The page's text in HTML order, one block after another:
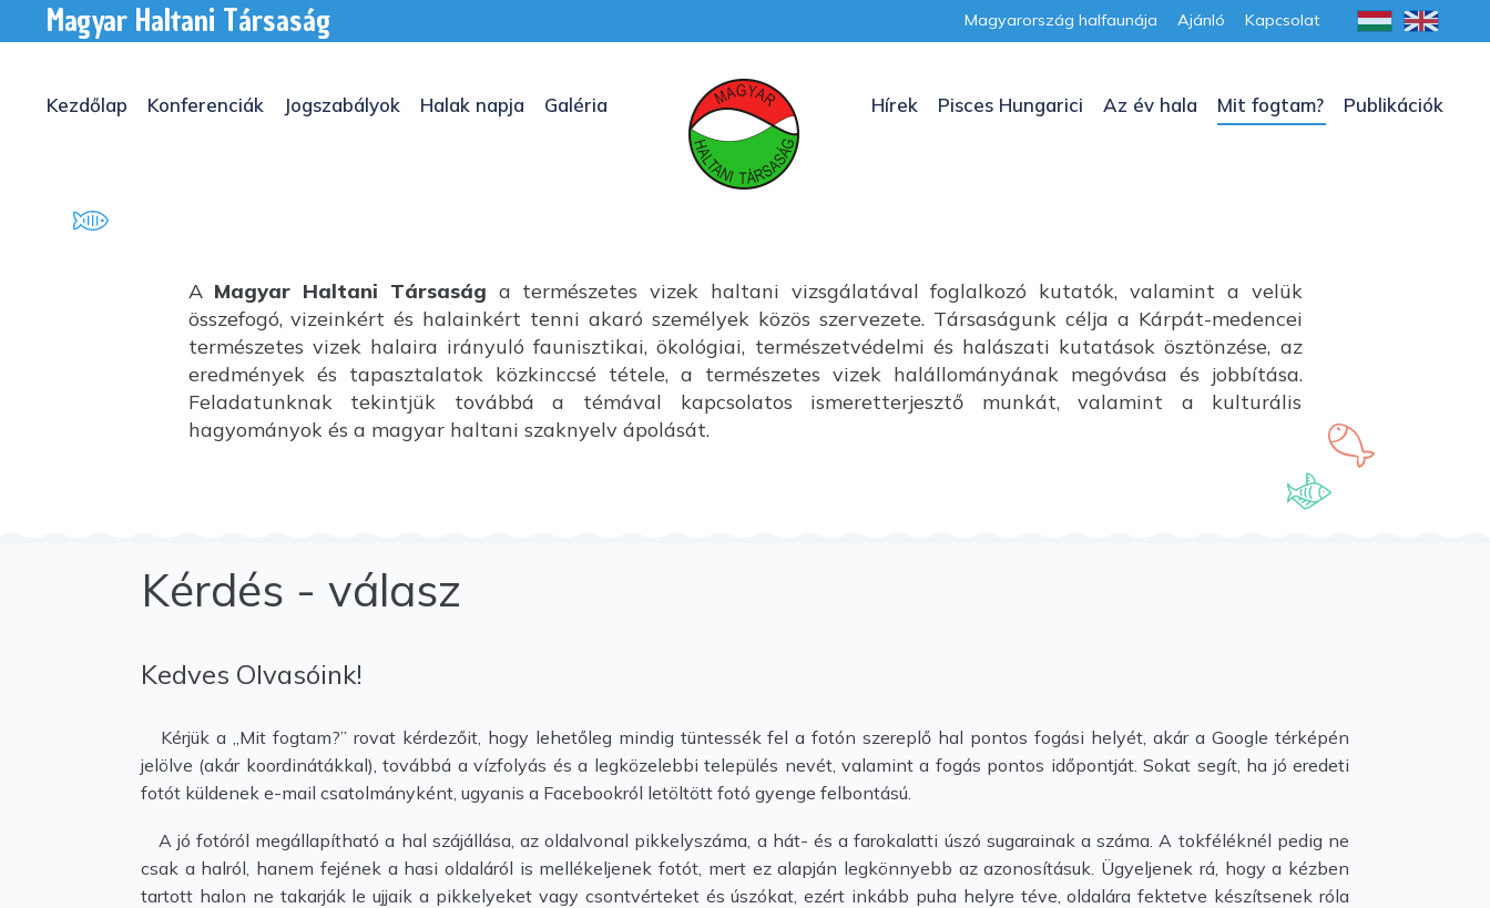
Magyar Haltani Társaság Magyarország halfaunája Ajánló Kapcsolat
Kezdőlap Konferenciák Jogszabályok Halak napja Galéria Hírek Pisces Hungarici Az év hala Mit fogtam? Publikációk
A Magyar Haltani Társaság a természetes vizek haltani vizsgálatával foglalkozó kutatók, valamint a velük
összefogó, vizeinkért és halainkért tenni akaró személyek közös szervezete. Társaságunk célja a Kárpát-medencei
természetes vizek halaira irányuló faunisztikai, ökológiai, természetvédelmi és halászati kutatások ösztönzése, az
eredmények és tapasztalatok közkinccsé tétele, a természetes vizek halállományának megóvása és jobbítása.
Feladatunknak tekintjük továbbá a témával kapcsolatos ismeretterjesztő munkát, valamint a kulturális
hagyományok és a magyar haltani szaknyelv ápolását.
Kérdés - válasz
Kedves Olvasóink!
Kérjük a „Mit fogtam?” rovat kérdezőit, hogy lehetőleg mindig tüntessék fel a fotón szereplő hal pontos fogási helyét, akár a Google térképén
jelölve (akár koordinátákkal), továbbá a vízfolyás és a legközelebbi település nevét, valamint a fogás pontos időpontját. Sokat segít, ha jó eredeti
fotót küldenek e-mail csatolmányként, ugyanis a Facebookról letöltött fotó gyenge felbontású.
A jó fotóról megállapítható a hal szájállása, az oldalvonal pikkelyszáma, a hát- és a farokalatti úszó sugarainak a száma. A tokféléknél pedig ne
csak a halról, hanem fejének a hasi oldaláról is mellékeljenek fotót, mert ez alapján legkönnyebb az azonosításuk. Ügyeljenek rá, hogy a kézben
tartott halon ne takarják le ujjaik a pikkelyeket vagy csontvérteket és úszókat, ezért inkább puha helyre téve, oldalára fektetve készítsenek róla